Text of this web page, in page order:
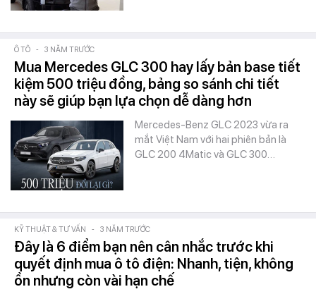
Ô TÔ - 3 NĂM TRƯỚC
Mua Mercedes GLC 300 hay lấy bản base tiết
kiệm 500 triệu đồng, bảng so sánh chi tiết
này sẽ giúp bạn lựa chọn dễ dàng hơn
Mercedes-Benz GLC 2023 vừa ra
mắt Việt Nam với hai phiên bản là
GLC 200 4Matic và GLC 300…
KỸ THUẬT & TƯ VẤN - 3 NĂM TRƯỚC
Đây là 6 điểm bạn nên cân nhắc trước khi
quyết định mua ô tô điện: Nhanh, tiện, không
ồn nhưng còn vài hạn chế